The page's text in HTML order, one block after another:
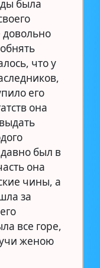
была
что у
его
она
был в
она
чины, а
за
все горе,
женою